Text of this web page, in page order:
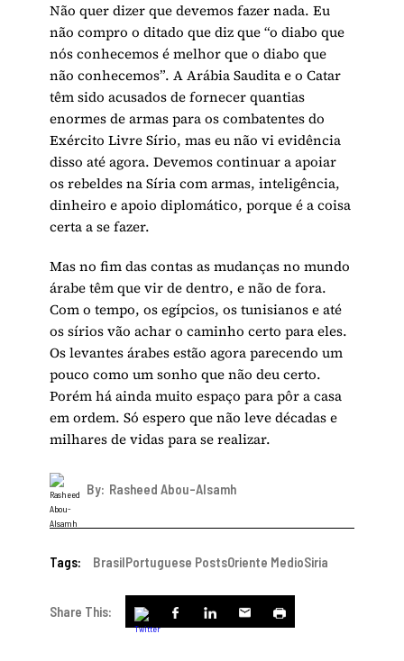
Não quer dizer que devemos fazer nada. Eu
não compro o ditado que diz que “o diabo que
nós conhecemos é melhor que o diabo que
não conhecemos”. A Arábia Saudita e o Catar
têm sido acusados de fornecer quantias
enormes de armas para os combatentes do
Exército Livre Sírio, mas eu não vi evidência
disso até agora. Devemos continuar a apoiar
os rebeldes na Síria com armas, inteligência,
dinheiro e apoio diplomático, porque é a coisa
certa a se fazer.
Mas no fim das contas as mudanças no mundo
árabe têm que vir de dentro, e não de fora.
Com o tempo, os egípcios, os tunisianos e até
os sírios vão achar o caminho certo para eles.
Os levantes árabes estão agora parecendo um
pouco como um sonho que não deu certo.
Porém há ainda muito espaço para pôr a casa
em ordem. Só espero que não leve décadas e
milhares de vidas para se realizar.
By: Rasheed Abou-Alsamh
Tags: BrasilPortuguese PostsOriente MedioSiria
Share This: